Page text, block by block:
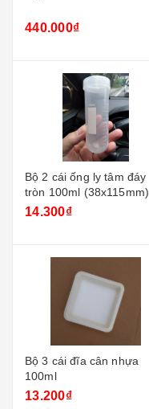
440.000₫
Bộ 2 cái ống ly tâm đáy
tròn 100ml (38x115mm)
nắp vặn
14.300₫
Bộ 3 cái đĩa cân nhựa
100ml
13.200₫